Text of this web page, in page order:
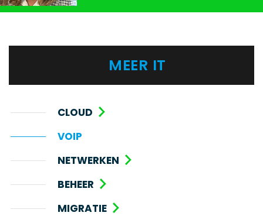
MEER IT
CLOUD
VOIP
NETWERKEN
BEHEER
MIGRATIE